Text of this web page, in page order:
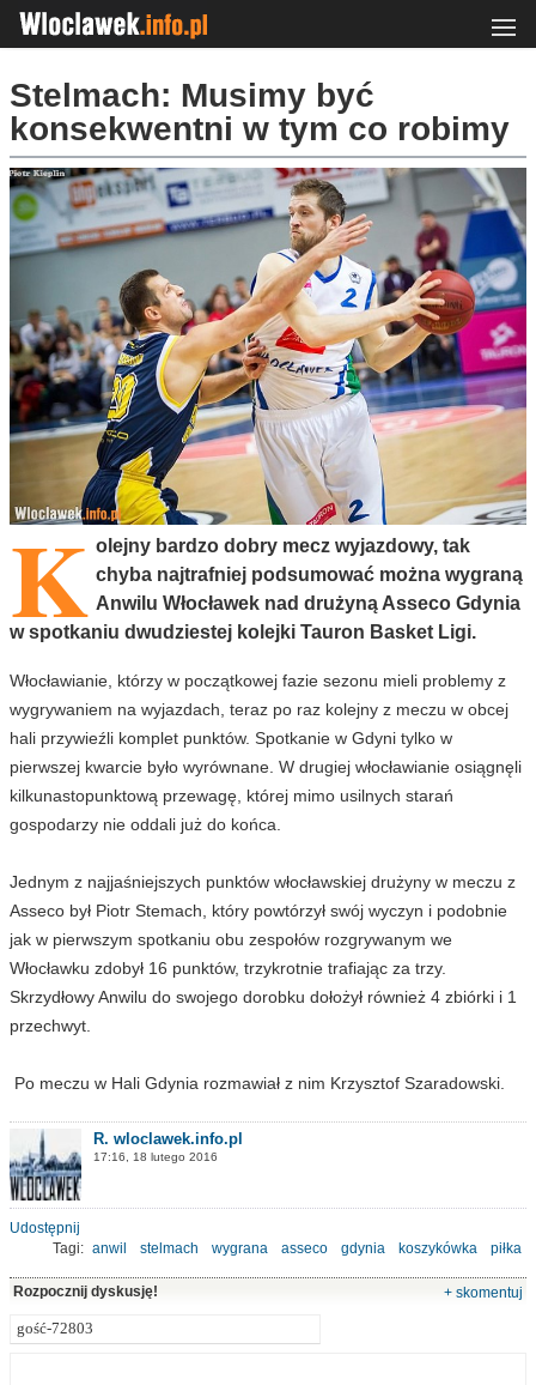
Stelmach: Musimy być
konsekwentni w tym co robimy
K olejny bardzo dobry mecz wyjazdowy, tak
chyba najtrafniej podsumować można wygraną
Anwilu Włocławek nad drużyną Asseco Gdynia
w spotkaniu dwudziestej kolejki Tauron Basket Ligi.
Włocławianie, którzy w początkowej fazie sezonu mieli problemy z
wygrywaniem na wyjazdach, teraz po raz kolejny z meczu w obcej
hali przywieźli komplet punktów. Spotkanie w Gdyni tylko w
pierwszej kwarcie było wyrównane. W drugiej włocławianie osiągnęli
kilkunastopunktową przewagę, której mimo usilnych starań
gospodarzy nie oddali już do końca.
Jednym z najjaśniejszych punktów włocławskiej drużyny w meczu z
Asseco był Piotr Stemach, który powtórzył swój wyczyn i podobnie
jak w pierwszym spotkaniu obu zespołów rozgrywanym we
Włocławku zdobył 16 punktów, trzykrotnie trafiając za trzy.
Skrzydłowy Anwilu do swojego dorobku dołożył również 4 zbiórki i 1
przechwyt.
Po meczu w Hali Gdynia rozmawiał z nim Krzysztof Szaradowski.
R. wloclawek.info.pl
17:16, 18 lutego 2016
Udostępnij
Tagi: anwil stelmach wygrana asseco gdynia koszykówka piłka
Rozpocznij dyskusję! + skomentuj